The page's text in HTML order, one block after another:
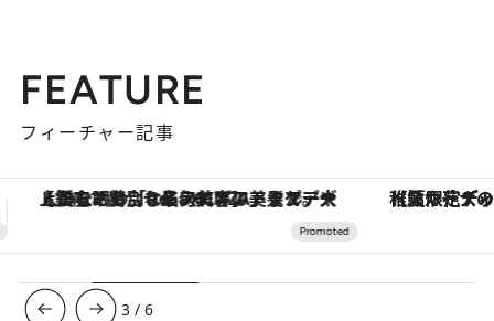
FEATURE
フィーチャー記事
【夏限定ディナーコース】旬を迎える稚鮎や花ズッキーニなどをイタリア・トスカーナの郷土料理の手法で満喫！
3 /6